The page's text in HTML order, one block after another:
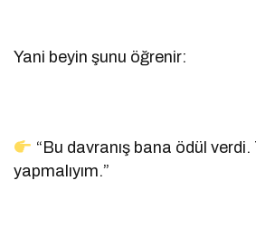
Yani beyin şunu öğrenir:
“Bu davranış bana ödül verdi.
yapmalıyım.”